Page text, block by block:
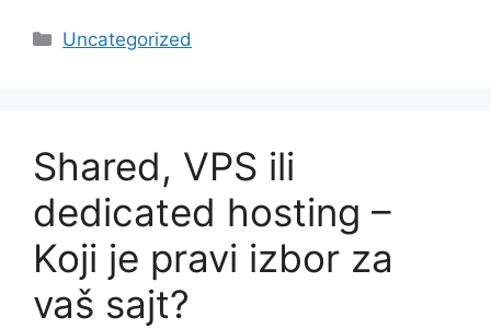
Categories
Uncategorized
Shared, VPS ili
dedicated hosting –
Koji je pravi izbor za
vaš sajt?